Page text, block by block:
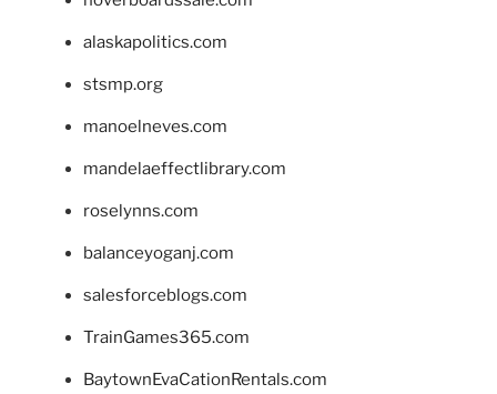
alaskapolitics.com
stsmp.org
manoelneves.com
mandelaeffectlibrary.com
roselynns.com
balanceyoganj.com
salesforceblogs.com
TrainGames365.com
BaytownEvaCationRentals.com